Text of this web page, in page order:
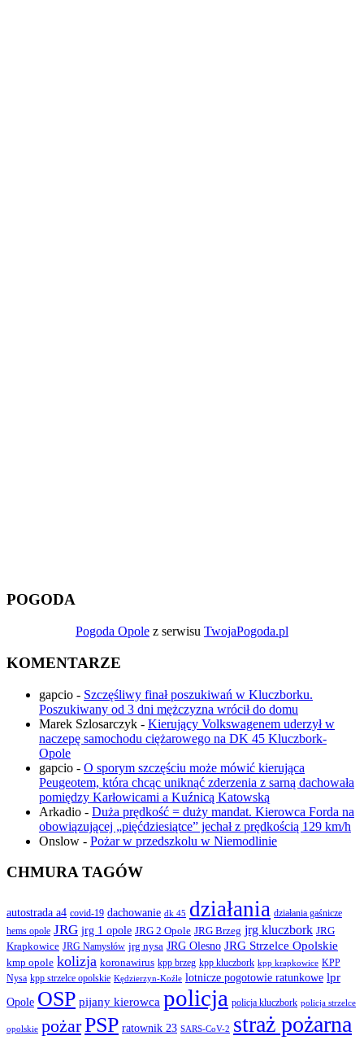
POGODA
Pogoda Opole z serwisu TwojaPogoda.pl
KOMENTARZE
gapcio - Szczęśliwy finał poszukiwań w Kluczborku.
Poszukiwany od 3 dni mężczyzna wrócił do domu
Marek Szlosarczyk - Kierujący Volkswagenem uderzył w
naczepę samochodu ciężarowego na DK 45 Kluczbork-
Opole
gapcio - O sporym szczęściu może mówić kierująca
Peugeotem, która chcąc uniknąć zderzenia z sarną dachowała
pomiędzy Karłowicami a Kuźnicą Katowską
Arkadio - Duża prędkość = duży mandat. Kierowca Forda na
obowiązującej „pięćdziesiątce” jechał z prędkością 129 km/h
Onslow - Pożar w przedszkolu w Niemodlinie
CHMURA TAGÓW
autostrada a4 covid-19 dachowanie dk 45 działania działania gaśnicze
hems opole JRG jrg 1 opole JRG 2 Opole JRG Brzeg jrg kluczbork JRG
Krapkowice JRG Namysłów jrg nysa JRG Olesno JRG Strzelce Opolskie
kmp opole kolizja koronawirus kpp brzeg kpp kluczbork kpp krapkowice KPP
Nysa kpp strzelce opolskie Kędzierzyn-Koźle lotnicze pogotowie ratunkowe lpr
Opole OSP pijany kierowca policja policja kluczbork policja strzelce
opolskie pożarPSP ratownik 23 SARS-CoV-2 straż pożarna